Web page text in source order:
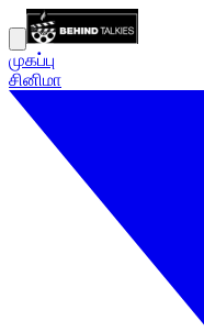
முகப்பு
சினிமா